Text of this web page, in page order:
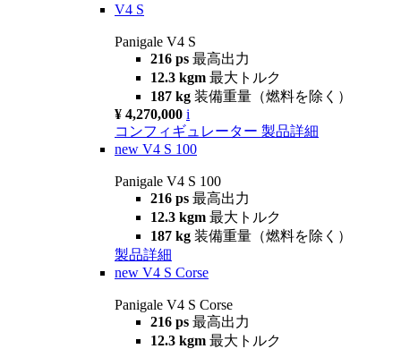
V4 S
Panigale V4 S
216 ps 最高出力
12.3 kgm 最大トルク
187 kg 装備重量（燃料を除く）
¥ 4,270,000 i
コンフィギュレーター 製品詳細
new V4 S 100
Panigale V4 S 100
216 ps 最高出力
12.3 kgm 最大トルク
187 kg 装備重量（燃料を除く）
製品詳細
new V4 S Corse
Panigale V4 S Corse
216 ps 最高出力
12.3 kgm 最大トルク